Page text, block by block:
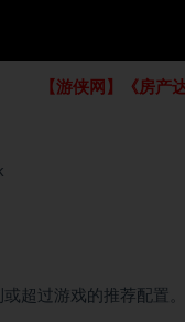
【游侠网】《房产
超过游戏的推荐配置。